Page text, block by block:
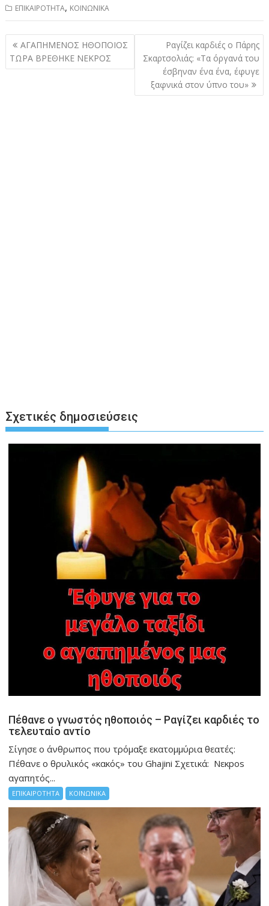
ΕΠΙΚΑΙΡΟΤΗΤΑ, ΚΟΙΝΩΝΙΚΑ
Πλοήγηση
άρθρων
ΑΓΑΠΗΜΕΝΟΣ ΗΘΟΠΟΙΟΣ
ΤΩΡΑ ΒΡΕΘΗΚΕ ΝΕΚΡΟΣ
Ραγίζει καρδιές ο Πάρης
Σκαρτσολιάς: «Τα όργανά του
έσβηναν ένα ένα, έφυγε
ξαφνικά στον ύπνο του»
Σχετικές δημοσιεύσεις
Πέθανε ο γνωστός ηθοποιός – Ραγίζει καρδιές το
τελευταίο αντίο
Σίγησε ο άνθρωπος που τρόμαξε εκατομμύρια θεατές:
Πέθανε ο θρυλικός «κακός» του Ghajini Σχετικά: Νεκpos
αγαπητός...
ΕΠΙΚΑΙΡΟΤΗΤΑ ΚΟΙΝΩΝΙΚΑ